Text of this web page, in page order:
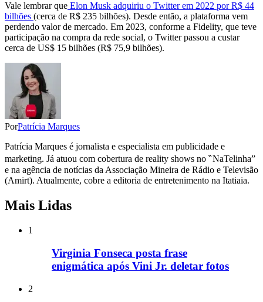
Vale lembrar que Elon Musk adquiriu o Twitter em 2022 por R$ 44
bilhões (cerca de R$ 235 bilhões). Desde então, a plataforma vem
perdendo valor de mercado. Em 2023, conforme a Fidelity, que teve
participação na compra da rede social, o Twitter passou a custar
cerca de US$ 15 bilhões (R$ 75,9 bilhões).
PorPatrícia Marques
Patrícia Marques é jornalista e especialista em publicidade e
marketing. Já atuou com cobertura de reality shows no ‶NaTelinha”
e na agência de notícias da Associação Mineira de Rádio e Televisão
(Amirt). Atualmente, cobre a editoria de entretenimento na Itatiaia.
Mais Lidas
1
Virginia Fonseca posta frase
enigmática após Vini Jr. deletar fotos
2